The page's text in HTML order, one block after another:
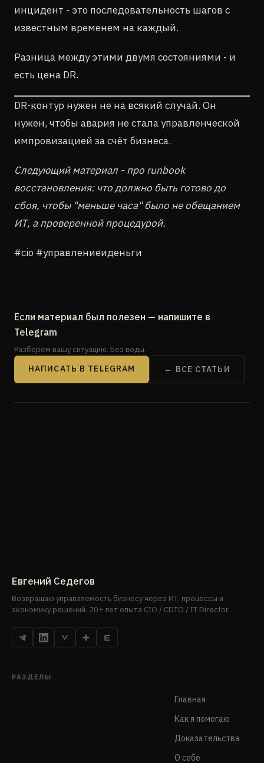
инцидент - это последовательность шагов с
известным временем на каждый.
Разница между этими двумя состояниями - и
есть цена DR.
DR-контур нужен не на всякий случай. Он
нужен, чтобы авария не стала управленческой
импровизацией за счёт бизнеса.
Следующий материал - про runbook
восстановления: что должно быть готово до
сбоя, чтобы "меньше часа" было не обещанием
ИТ, а проверенной процедурой.
#cio #управлениеиденьги
Если материал был полезен — напишите в
Telegram
Разберём вашу ситуацию. Без воды.
НАПИСАТЬ В TELEGRAM ← ВСЕ СТАТЬИ
Евгений Седегов
Возвращаю управляемость бизнесу через ИТ, процессы и
экономику решений. 20+ лет опыта CIO / CDTO / IT Director.
РАЗДЕЛЫ
Главная
Как я помогаю
Доказательства
О себе